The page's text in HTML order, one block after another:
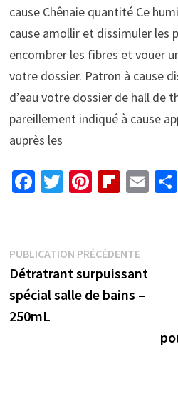
cause Chênaie quantité Ce
cause amollir et dissimuler les
encombrer les fibres et vouer
votre dossier. Patron à cause
d’eau votre dossier de hall de
pareillement indiqué à cause
auprès les
Fa
o
o
k
T
er
Pi
es
t
Fl
o
ar
d
E P
Navigation
de
l’article
PUBLICATION PRÉCÉDENTE
Détratrant surpuissant
spécial salle de bains –
250mL